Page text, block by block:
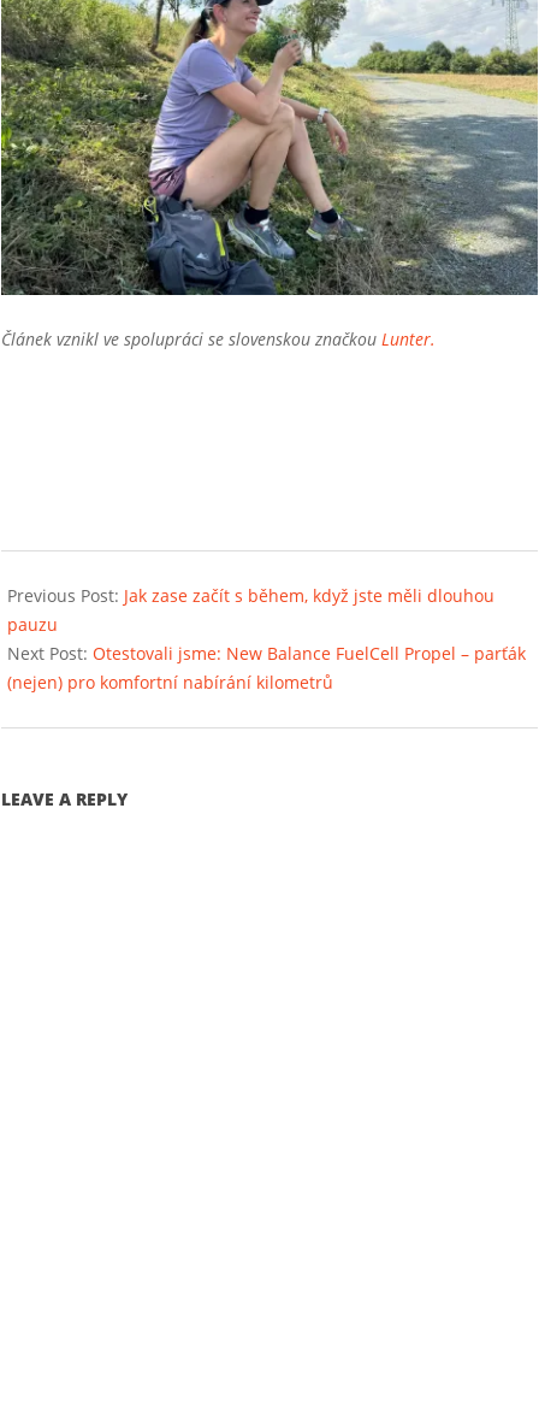
Článek vznikl ve spolupráci se slovenskou značkou Lunter.
08-
28
Previous Post: Jak zase začít s během, když jste měli dlouhou
pauzu
Next Post: Otestovali jsme: New Balance FuelCell Propel – parťák
(nejen) pro komfortní nabírání kilometrů
LEAVE A REPLY